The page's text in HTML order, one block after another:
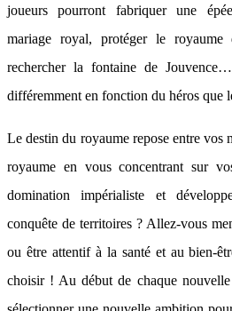
joueurs pourront fabriquer une
mariage royal, protéger le royaume
rechercher la fontaine de
différemment en fonction du héros que
Le destin du royaume repose entre vos
royaume en vous concentrant sur
domination impérialiste et
conquête de territoires ? Allez-vous
ou être attentif à la santé et au bien-
choisir ! Au début de chaque